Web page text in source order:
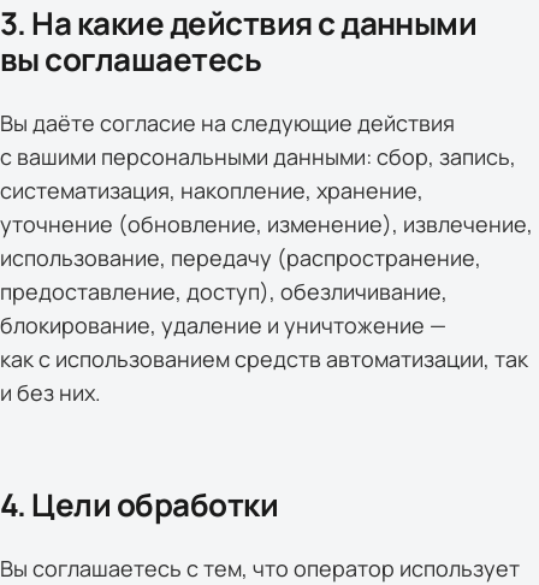
3. На какие действия с данными
вы соглашаетесь
Вы даёте согласие на следующие действия
с вашими персональными данными: сбор, запись,
систематизация, накопление, хранение,
уточнение (обновление, изменение), извлечение,
использование, передачу (распространение,
предоставление, доступ), обезличивание,
блокирование, удаление и уничтожение —
как с использованием средств автоматизации, так
и без них.
4. Цели обработки
Вы соглашаетесь с тем, что оператор использует